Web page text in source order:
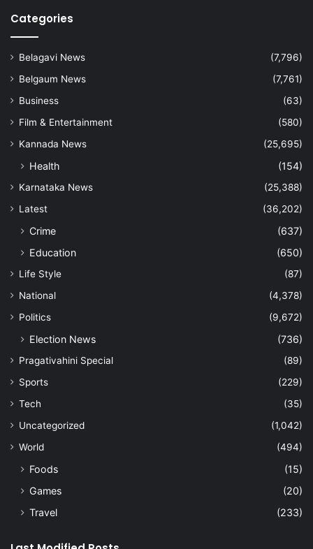
Categories
Belagavi News
(7,796)
Belgaum News
(7,761)
Business
(63)
Film & Entertainment
(580)
Kannada News
(25,695)
Health (154)
Karnataka News
(25,388)
Latest
(36,202)
Crime
(637)
Education
(650)
Life Style
(87)
National
(4,378)
Politics
(9,672)
Election News (736)
Pragativahini Special
(89)
Sports
(229)
Tech
(35)
Uncategorized
(1,042)
World
(494)
Foods
(15)
Games
(20)
Travel
(233)